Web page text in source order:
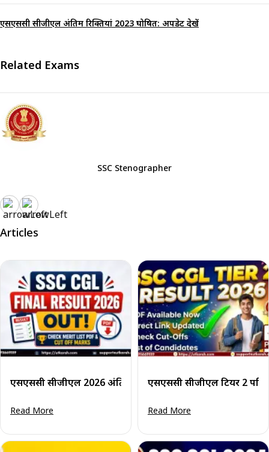
एसएससी सीजीएल अंतिम रिक्तियां 2023 घोषित: अपडेट देखें
Related Exams
SSC Stenographer
Articles
एसएससी सीजीएल 2026 अंतिम परिणाम घोषित: मेरिट लिस्ट व
Read More
एसएससी सीजीएल टियर 2
Read More